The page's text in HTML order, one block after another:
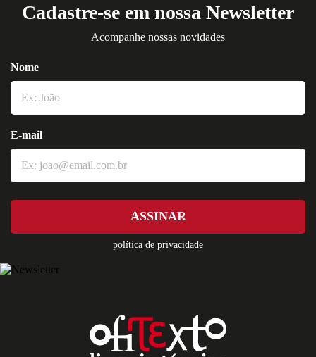
Cadastre-se em nossa Newsletter
Acompanhe nossas novidades
política de privacidade
Nome
E-mail
ASSINAR